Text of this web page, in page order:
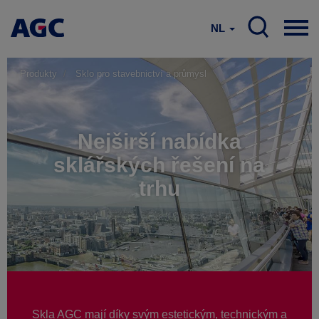
NL
Produkty Sklo pro stavebnictví a průmysl
Nejširší nabídka
sklářských řešení na
trhu
Skla AGC mají díky svým estetickým, technickým a